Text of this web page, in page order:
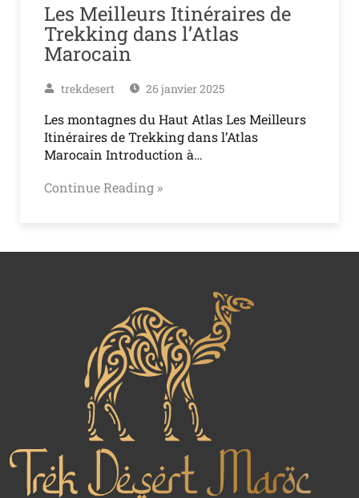
Les Meilleurs Itinéraires de
Trekking dans l’Atlas
Marocain
trekdesert 26 janvier 2025
Les montagnes du Haut Atlas Les Meilleurs
Itinéraires de Trekking dans l’Atlas
Marocain Introduction à…
Continue Reading »